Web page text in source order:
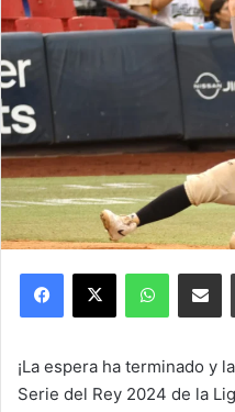
Facebook
X
¡La espera ha terminado y
Serie del Rey 2024 de la